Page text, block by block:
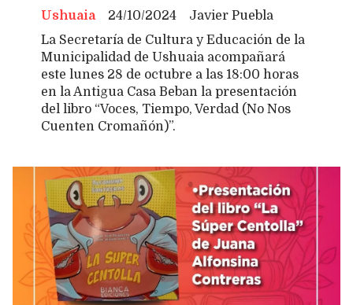
Javier Puebla
Ushuaia
24/10/2024
La Secretaría de Cultura y Educación de la
Municipalidad de Ushuaia acompañará
este lunes 28 de octubre a las 18:00 horas
en la Antigua Casa Beban la presentación
del libro “Voces, Tiempo, Verdad (No Nos
Cuenten Cromañón)”.